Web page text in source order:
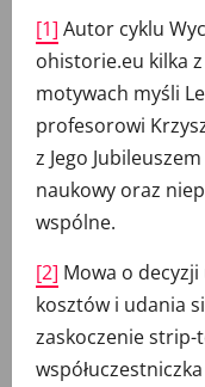
[1] Autor cyklu
ohistorie.eu kilka
motywach myśli
profesorowi
z Jego
naukowy oraz
wspólne.
[2] Mowa o
kosztów i udania
zaskoczenie strip-